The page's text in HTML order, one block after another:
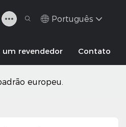
Português
um revendedor Contato
europeu.